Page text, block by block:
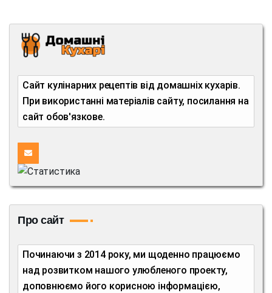
Сайт кулінарних рецептів від домашніх кухарів.
При використанні матеріалів сайту, посилання на
сайт обов'язкове.
Про сайт
Починаючи з 2014 року, ми щоденно працюємо
над розвитком нашого улюбленого проекту,
доповнюємо його корисною інформацією,